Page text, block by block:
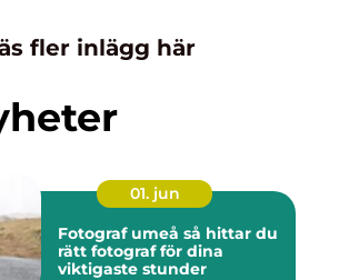
fler inlägg här
01. jun
Fotograf umeå så hittar du
rätt fotograf för dina
viktigaste stunder